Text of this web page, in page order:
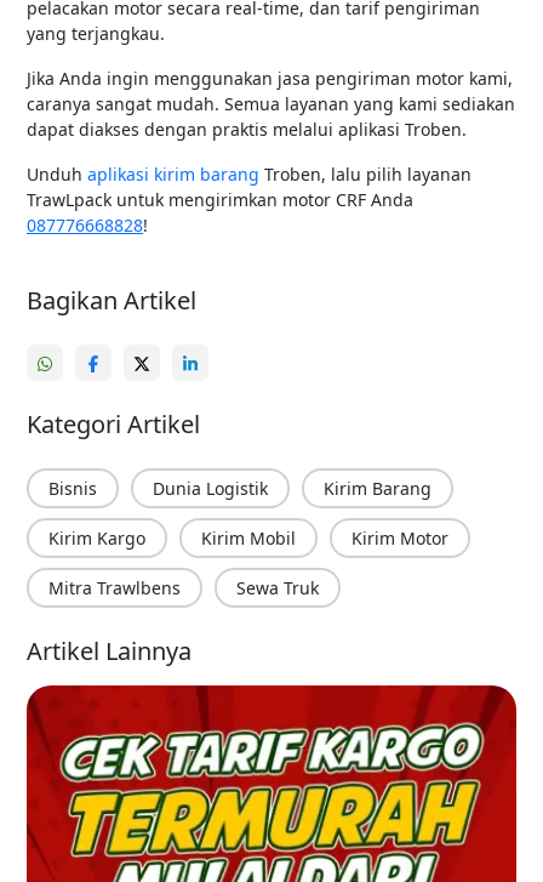
pelacakan motor secara real-time, dan tarif pengiriman
yang terjangkau.
Jika Anda ingin menggunakan jasa pengiriman motor kami,
caranya sangat mudah. Semua layanan yang kami sediakan
dapat diakses dengan praktis melalui aplikasi Troben.
Unduh aplikasi kirim barang Troben, lalu pilih layanan
TrawLpack untuk mengirimkan motor CRF Anda
087776668828!
Bagikan Artikel
Kategori Artikel
Bisnis Dunia Logistik Kirim Barang
Kirim Kargo Kirim Mobil Kirim Motor
Mitra Trawlbens Sewa Truk
Artikel Lainnya